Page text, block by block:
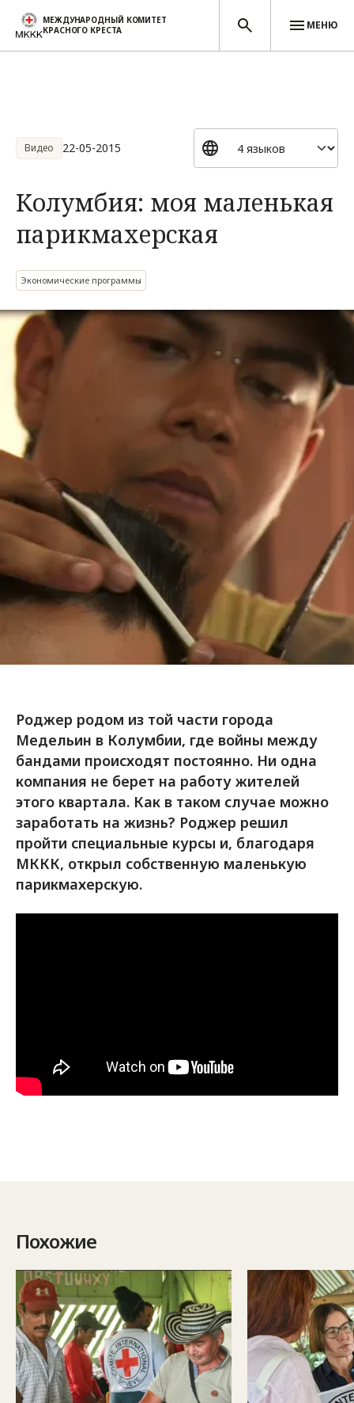
МЕЖДУНАРОДНЫЙ КОМИТЕТ
КРАСНОГО КРЕСТА
МЕНЮ
Видео 22-05-2015
Колумбия: моя маленькая
парикмахерская
Экономические программы
Роджер родом из той части города
Медельин в Колумбии, где войны между
бандами происходят постоянно. Ни одна
компания не берет на работу жителей
этого квартала. Как в таком случае можно
заработать на жизнь? Роджер решил
пройти специальные курсы и, благодаря
МККК, открыл собственную маленькую
парикмахерскую.
Похожие